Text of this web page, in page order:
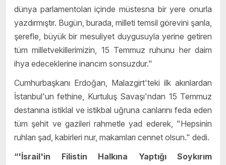
dünya parlamentoları içinde müstesna bir yere onurla
yazdırmıştır. Bugün, burada, milleti temsil görevini şanla,
şerefle, büyük bir mesuliyet duygusuyla yerine getiren
tüm milletvekillerimizin, 15 Temmuz ruhunu her daim
ihya edeceklerine inancım sonsuzdur."
Cumhurbaşkanı Erdoğan, Malazgirt'teki ilk akınlardan
İstanbul'un fethine, Kurtuluş Savaşı'ndan 15 Temmuz
destanına istiklal ve istikbal uğruna canlarını feda eden
tüm şehit ve gazileri rahmetle yad ederek, "Hepsinin
ruhları şad, kabirleri nur, makamları cennet olsun." dedi.
“'İsrail'in Filistin Halkına Yaptığı Soykırım